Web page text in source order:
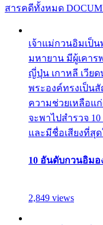
สารคดีทั้งหมด
เจ้าแม่กวนอิมเป็
มหายาน มีผู้เคาร
ญี่ปุ่น เกาหลี เวีย
พระองค์ทรงเป็น
ความช่วยเหลือแ
จะพาไปสำรวจ
และมีชื่อเสียงที่สุ
10 อันดับกวนอิม
2,849 views